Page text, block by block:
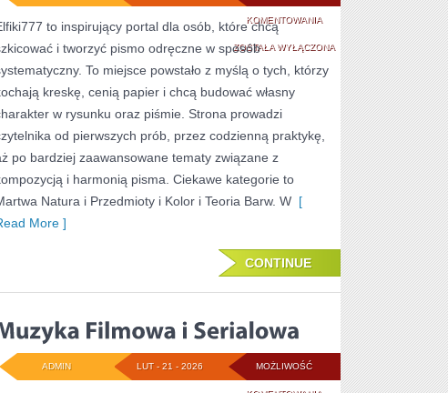
KOMENTOWANIAPORTRET
I
ANATOMIA
ZOSTAŁA WYŁĄCZONA
to inspirujący portal dla osób, które chcą
i tworzyć pismo odręczne w sposób
To miejsce powstało z myślą o tych, którzy
kreskę, cenią papier i chcą budować własny
w rysunku oraz piśmie. Strona prowadzi
od pierwszych prób, przez codzienną praktykę,
po bardziej zaawansowane tematy związane z
i harmonią pisma. Ciekawe kategorie to
Natura i Przedmioty i Kolor i Teoria Barw. W [
More ]
CONTINUE
MOŻLIWOŚĆ
LUT - 21 - 2026
ADMIN